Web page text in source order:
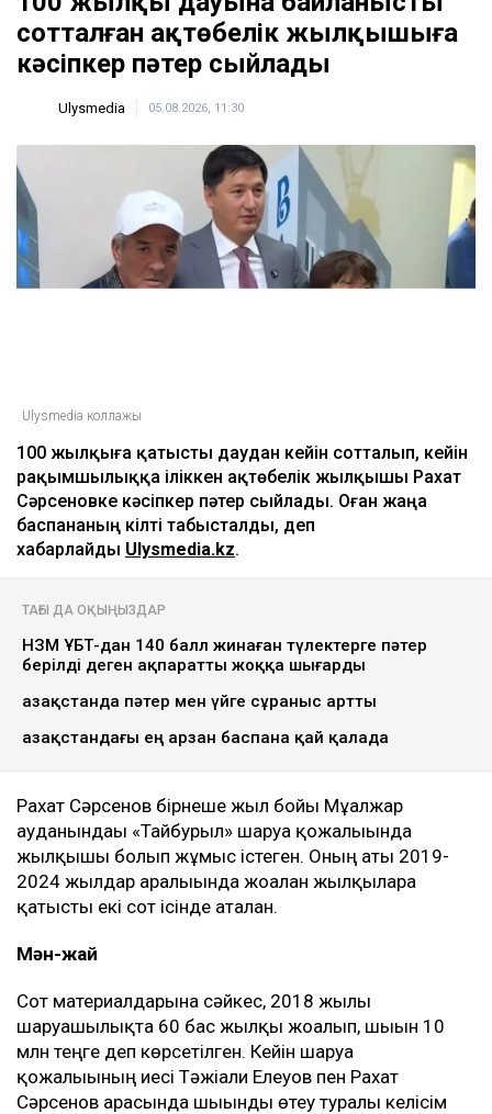
сотталған ақтөбелік жылқышыға
кәсіпкер пәтер сыйлады
Ulysmedia 05.08.2026, 11:30
Ulysmedia коллажы
100 жылқыға қатысты даудан кейін сотталып, кейін
рақымшылыққа іліккен ақтөбелік жылқышы Рахат
Сәрсеновке кәсіпкер пәтер сыйлады. Оған жаңа
баспананың кілті табысталды, деп
хабарлайды Ulysmedia.kz.
ТАҒЫ ДА ОҚЫҢЫЗДАР
НЗМ ҰБТ-дан 140 балл жинаған түлектерге пәтер
берілді деген ақпаратты жоққа шығарды
Қазақстанда пәтер мен үйге сұраныс артты
Қазақстандағы ең арзан баспана қай қалада
Рахат Сәрсенов бірнеше жыл бойы Мұғалжар
ауданындағы «Тайбурыл» шаруа қожалығында
жылқышы болып жұмыс істеген. Оның аты 2019-
2024 жылдар аралығында жоғалған жылқыларға
қатысты екі сот ісінде аталған.
Мән-жай
Сот материалдарына сәйкес, 2018 жылы
шаруашылықта 60 бас жылқы жоғалып, шығын 10
млн теңге деп көрсетілген. Кейін шаруа
қожалығының иесі Тәжіғали Елеуов пен Рахат
Сәрсенов арасында шығынды өтеу туралы келісім